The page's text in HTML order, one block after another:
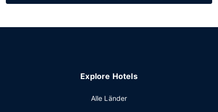
Explore Hotels
Alle Länder